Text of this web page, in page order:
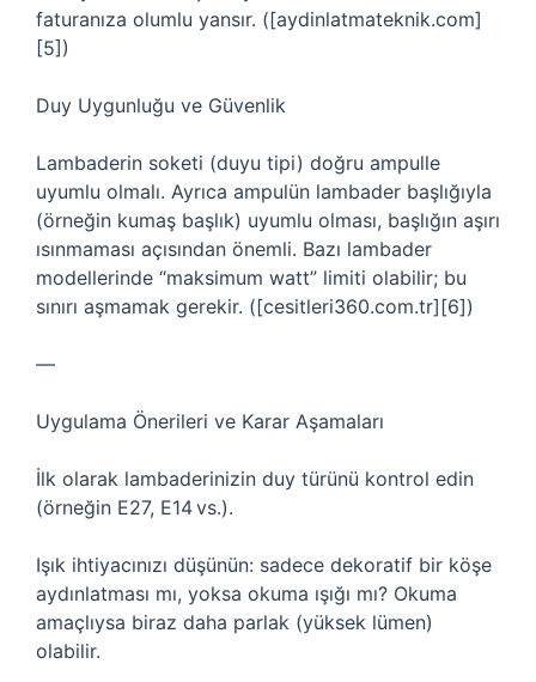
faturanıza olumlu yansır. ([aydinlatmateknik.com]
[5])
Duy Uygunluğu ve Güvenlik
Lambaderin soketi (duyu tipi) doğru ampulle
uyumlu olmalı. Ayrıca ampulün lambader başlığıyla
(örneğin kumaş başlık) uyumlu olması, başlığın aşırı
ısınmaması açısından önemli. Bazı lambader
modellerinde “maksimum watt” limiti olabilir; bu
sınırı aşmamak gerekir. ([cesitleri360.com.tr][6])
—
Uygulama Önerileri ve Karar Aşamaları
İlk olarak lambaderinizin duy türünü kontrol edin
(örneğin E27, E14 vs.).
Işık ihtiyacınızı düşünün: sadece dekoratif bir köşe
aydınlatması mı, yoksa okuma ışığı mı? Okuma
amaçlıysa biraz daha parlak (yüksek lümen)
olabilir.